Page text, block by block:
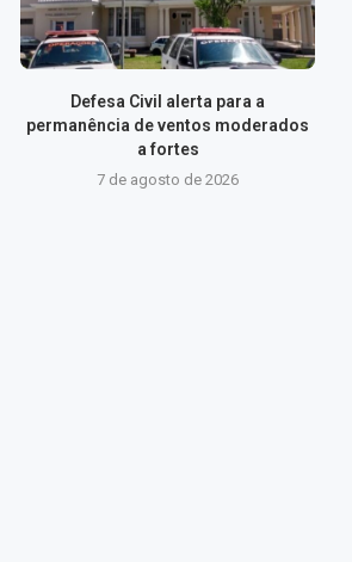
Defesa Civil alerta para a
permanência de ventos moderados
a fortes
7 de agosto de 2026